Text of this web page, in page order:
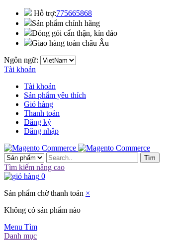
Hỗ trợ:775665868
Sản phẩm chính hãng
Đóng gói cẩn thận, kín đáo
Giao hàng toàn châu Âu
Ngôn ngữ:
Tài khoản
Tài khoản
Sản phẩm yêu thích
Giỏ hàng
Thanh toán
Đăng ký
Đăng nhập
Tìm
Tìm kiếm nâng cao
0
Sản phẩm chờ thanh toán ×
Không có sản phẩm nào
Menu Tìm
Danh mục